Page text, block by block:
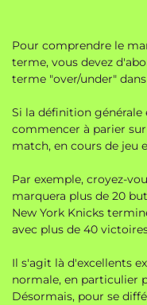
Pour comprendre le
terme, vous devez
terme "over/under"
Si la définition générale
commencer à parier
match, en cours de jeu
Par exemple, croyez-
marquera plus de 20
New York Knicks
avec plus de 40
Il s'agit là d'excellents
normale, en particulier
Désormais, pour se